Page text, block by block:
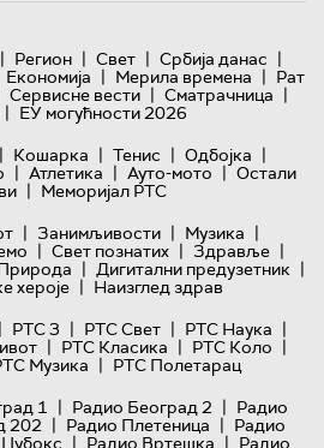
| Регион | Свет | Србија данас |
Економија | Мерила времена | Рат
Сервисне вести | Сматрачница |
| ЕУ могућности 2026
| Кошарка | Тенис | Одбојка |
| Атлетика | Ауто-мото | Остали
| Меморијал РТС
| Занимљивости | Музика |
| Свет познатих | Здравље |
| Дигитални предузетник |
хероје | Наизглед здрав
| РТС 3 | РТС Свет | РТС Наука |
| РТС Класика | РТС Коло |
Музика | РТС Полетарац
1 | Радио Београд 2 | Радио
202 | Радио Плетеница | Радио
| Радио Вртешка | Радио